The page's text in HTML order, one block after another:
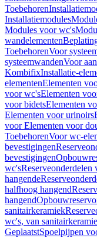
Toebehoren
Installatiemodules
Modules voor wc's
wandelementen
ToebehorenVoor
systeemwandenVoor
KombifixInstallatie-
elementenElementen
voor wc'sElementen
voor bidetsElementen
Elementen voor urinoirs
voor Elementen voor
ToebehorenVoor wc-
bevestigingen
bevestigingen
wc's
hangende
halfhoog hangend
hangend
sanitairkeramiek
wc's, van
GeplaatstSpoelpijpen